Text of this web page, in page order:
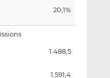
20,1%
1.488,5
1.591,4